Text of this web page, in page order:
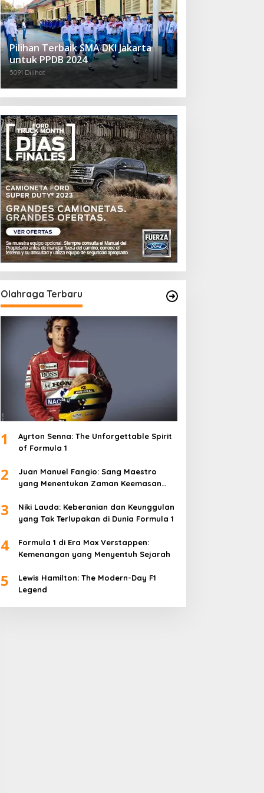
Pilihan Terbaik SMA DKI Jakarta
untuk PPDB 2024
5091 Dilihat
Olahraga Terbaru
1
Ayrton Senna: The Unforgettable Spirit
of Formula 1
2
Juan Manuel Fangio: Sang Maestro
yang Menentukan Zaman Keemasan
3
Niki Lauda: Keberanian dan Keunggulan
yang Tak Terlupakan di Dunia Formula 1
4
Formula 1 di Era Max Verstappen:
Kemenangan yang Menyentuh Sejarah
5
Lewis Hamilton: The Modern-Day F1
Legend